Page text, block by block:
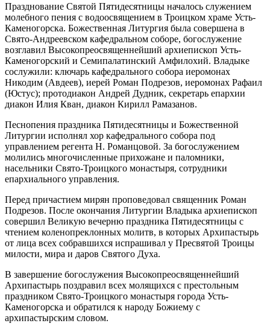
Празднование Святой Пятидесятницы началось служением
молебного пения с водоосвящением в Троицком храме Усть-
Каменогорска. Божественная Литургия была совершена в
Свято-Андреевском кафедральном соборе, богослужение
возглавил Высокопреосвященнейший архиепископ Усть-
Каменогорский и Семипалатинский Амфилохий. Владыке
сослужили: ключарь кафедрального собора иеромонах
Никодим (Авдеев), иерей Роман Подрезов, иеромонах Рафаил
(Юстус); протодиакон Андрей Дудник, секретарь епархии
диакон Илия Кван, диакон Кирилл Рамазанов.
Песнопения праздника Пятидесятницы и Божественной
Литургии исполнял хор кафедрального собора под
управлением регента Н. Романцовой. За богослужением
молились многочисленные прихожане и паломники,
насельники Свято-Троицкого монастыря, сотрудники
епархиального управления.
Перед причастием мирян проповедовал священник Роман
Подрезов. После окончания Литургии Владыка архиепископ
совершил Великую вечерню праздника Пятидесятницы с
чтением коленопреклонных молитв, в которых Архипастырь
от лица всех собравшихся испрашивал у Пресвятой Троицы
милости, мира и даров Святого Духа.
В завершение богослужения Высокопреосвященнейший
Архипастырь поздравил всех молящихся с престольным
праздником Свято-Троицкого монастыря города Усть-
Каменогорска и обратился к народу Божиему с
архипастырским словом.